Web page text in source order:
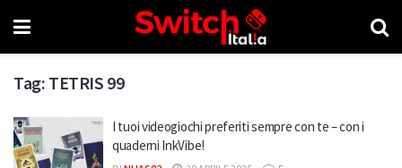
Tag: TETRIS 99
I tuoi videogiochi preferiti sempre con te – con i
quaderni InkVibe!